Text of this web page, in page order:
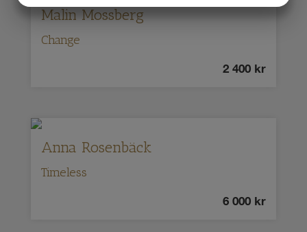
Malin Mossberg
Change
2 400 kr
Anna Rosenbäck
Timeless
6 000 kr
MARKNADSFÖRING